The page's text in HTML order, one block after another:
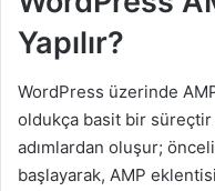
Yapılır?
WordPress üzerinde
oldukça basit bir süreçtir
adımlardan oluşur;
başlayarak, AMP